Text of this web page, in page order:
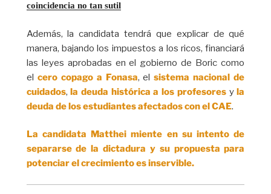
coincidencia no tan sutil
Además, la candidata tendrá que explicar de qué
manera, bajando los impuestos a los ricos, financiará
las leyes aprobadas en el gobierno de Boric como
el cero copago a Fonasa, elsistema nacional de
cuidados, la deuda histórica a los profesoresyla
deuda de los estudiantes afectados con el CAE.
La candidata Matthei miente en su intento de
separarse de la dictadura y su propuesta para
potenciar el crecimiento es inservible.